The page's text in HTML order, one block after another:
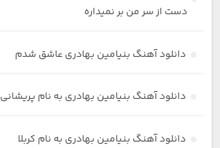
دست از سر من بر نمیداره
دانلود آهنگ بنیامین بهادری عاشق شدم
دانلود آهنگ بنیامین بهادری به نام پریشانی
دانلود آهنگ بنیامین بهادری به نام کربلا